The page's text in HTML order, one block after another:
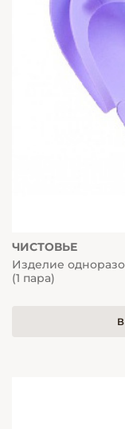
ЧИСТОВЬЕ
Изделие
(1 пара)